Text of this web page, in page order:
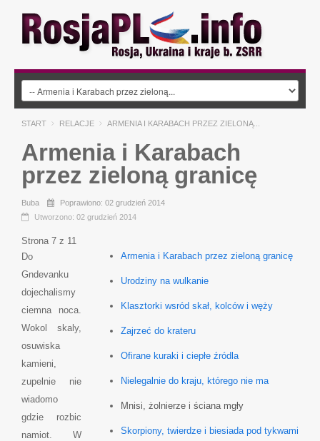
START RELACJE ARMENIA I KARABACH PRZEZ ZIELONĄ...
Armenia i Karabach
przez zieloną granicę
Buba
Poprawiono: 02 grudzień 2014
Utworzono: 02 grudzień 2014
Armenia i Karabach przez zieloną granicę
Urodziny na wulkanie
Klasztorki wsród skał, kolców i węży
Zajrzeć do krateru
Ofirane kuraki i ciepłe źródla
Nielegalnie do kraju, którego nie ma
Mnisi, żolnierze i ściana mgły
Skorpiony, twierdze i biesiada pod tykwami
Strona 7 z 11
Do
Gndevanku
dojechalismy
ciemna noca.
Wokol skaly,
osuwiska
kamieni,
zupelnie nie
wiadomo
gdzie rozbic
namiot. W